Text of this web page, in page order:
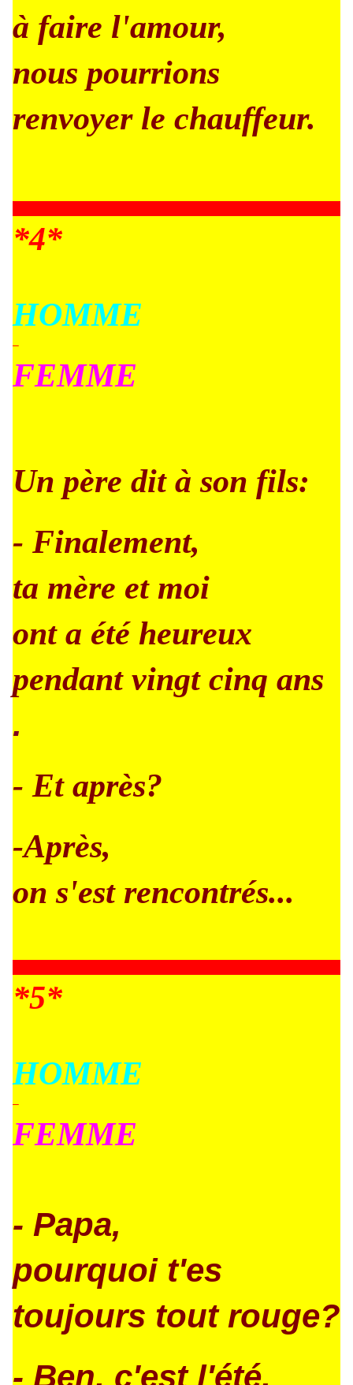
à faire l'amour,
nous pourrions
renvoyer le chauffeur.
*4*
HOMME
–
FEMME
Un père dit à son fils:
- Finalement,
ta mère et moi
ont a été heureux
pendant vingt cinq ans
.
- Et après?
-Après,
on s'est rencontrés...
*5*
HOMME
–
FEMME
- Papa,
pourquoi t'es
toujours tout rouge?
- Ben, c'est l'été,